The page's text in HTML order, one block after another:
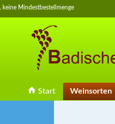
Mindestbestellmenge
Start Weinsorten